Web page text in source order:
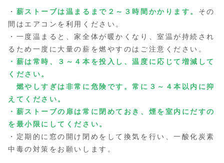
・ 薪ストーブは温まるまで２～３時間かかります。 その
間はエアコンを利用ください。
・一度温まると、家全体が暖かくなり、室温が持続され
るため一度に大量の薪を燃やすのはご注意ください。
・薪は常時、３～４本を投入し、温度に応じて増減して
ください。
燃やしすぎは非常に危険です。常に３～４本以内に抑
えてください。
・薪ストーブの扉は常に閉めておき、煙を室内にだすの
を最小限にしてください。
・定期的に窓の開け閉めをして換気を行い、一酸化炭素
中毒の対策をお願いします。